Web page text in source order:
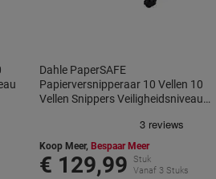
Dahle PaperSAFE
Papierversnipperaar 10 Vellen 10
Vellen Snippers Veiligheidsniveau
Koop Meer, Bespaar Meer
€ 129,99
Stuk
Vanaf 3 Stuks